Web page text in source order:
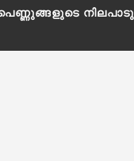
പെണ്ണുങ്ങളുടെ